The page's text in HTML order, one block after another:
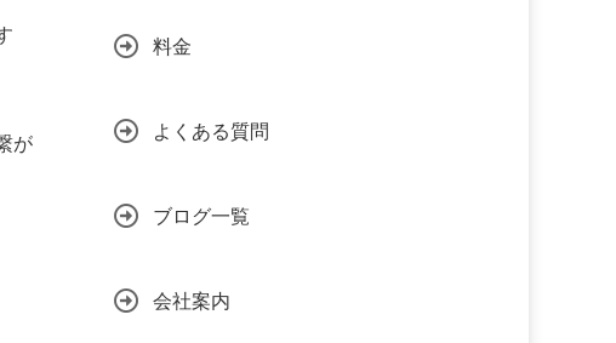
が
料金
よくある質問
ブログ一覧
会社案内